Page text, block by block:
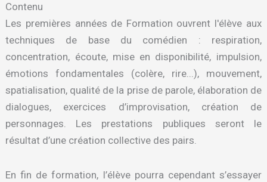
Contenu
Les premières années de Formation ouvrent l'élève aux
techniques de base du comédien : respiration,
concentration, écoute, mise en disponibilité, impulsion,
émotions fondamentales (colère, rire...), mouvement,
spatialisation, qualité de la prise de parole, élaboration de
dialogues, exercices d’improvisation, création de
personnages. Les prestations publiques seront le
résultat d’une création collective des pairs.
En fin de formation, l’élève pourra cependant s’essayer